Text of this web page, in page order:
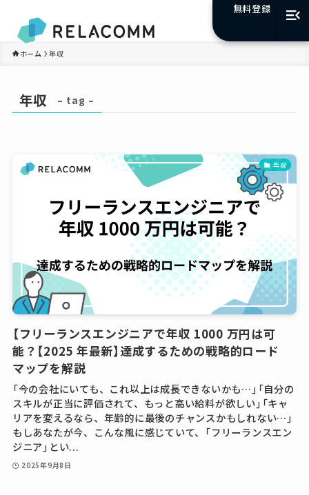
無料登録
ホーム 年収
年収 – tag –
年収
【フリーランスエンジニアで年収 1000 万円は可
能？【2025 年最新】達成するための戦略的ロード
マップを解説
「今の会社にいても、これ以上は成長できないかも…」「自分の
スキルが正当に評価されて、もっと高い給料が欲しい」「キャ
リアを変えるなら、年齢的に最後のチャンスかもしれない…」
もしあなたが今、こんな風に感じていて、「フリーランスエン
ジニア」とい...
2025年9月8日